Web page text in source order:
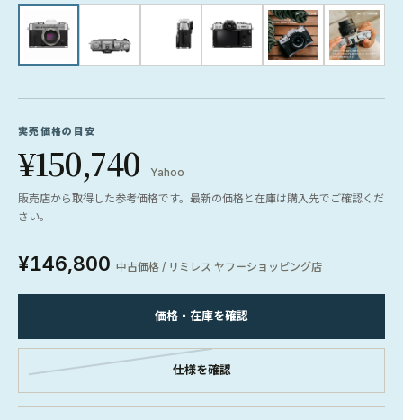
実売価格の目安
¥150,740
Yahoo
販売店から取得した参考価格です。最新の価格と在庫は購入先でご確認くだ
さい。
¥146,800 中古価格 / リミレス ヤフーショッピング店
価格・在庫を確認
仕様を確認